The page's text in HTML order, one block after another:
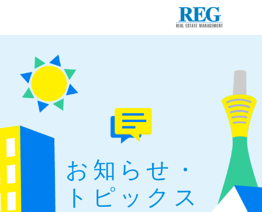
お知らせ・
トピックス